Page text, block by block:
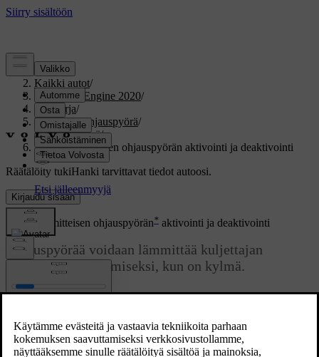
Tuki/
Kaikki autot/
V60 Twin Engine 2020/
Ohjekirja/
Istuimet ja ohjauspyörä/
Ohjauspyörä/
Sähkölämmitteisen ohjauspyörän aktivointi ja deaktivointi
Räätälöity tukiHanki tarvittavat tiedot autoosi.
Kirjaudu sisään
Päivitetty 19.03.2020
Sähkölämmitteisen ohjauspyörän* aktivointi ja deaktivointi
Ohjauspyörää voidaan lämmittää kuljettajan
mukavuuden lisäämiseksi, kun on kylmä.